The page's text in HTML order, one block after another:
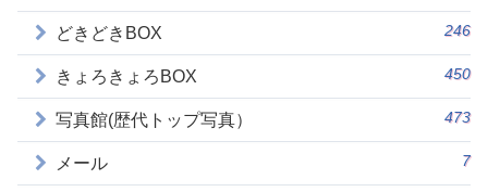
どきどきBOX 246
きょろきょろBOX 450
写真館(歴代トップ写真） 473
メール 7